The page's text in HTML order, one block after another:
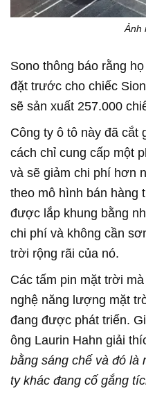
Ảnh
Sono thông báo rằng
đặt trước cho chiếc
sẽ sản xuất 257.000
Công ty ô tô này đã cắt
cách chỉ cung cấp một
và sẽ giảm chi phí hơn
theo mô hình bán hàng
được lắp khung bằng
chi phí và không cần
trời rộng rãi của nó.
Các tấm pin mặt trời
nghệ năng lượng mặt
đang được phát triển.
ông Laurin Hahn giải
bằng sáng chế và đó là
ty khác đang cố gắng